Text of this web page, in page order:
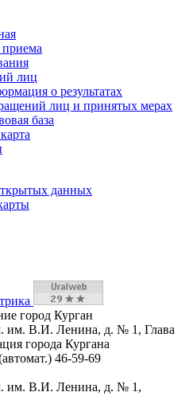
лиц
о результатах
лиц и принятых мерах
база
данных
город Курган
им. В.И. Ленина, д. № 1, Глава
города Кургана
46-59-69
им. В.И. Ленина, д. № 1,